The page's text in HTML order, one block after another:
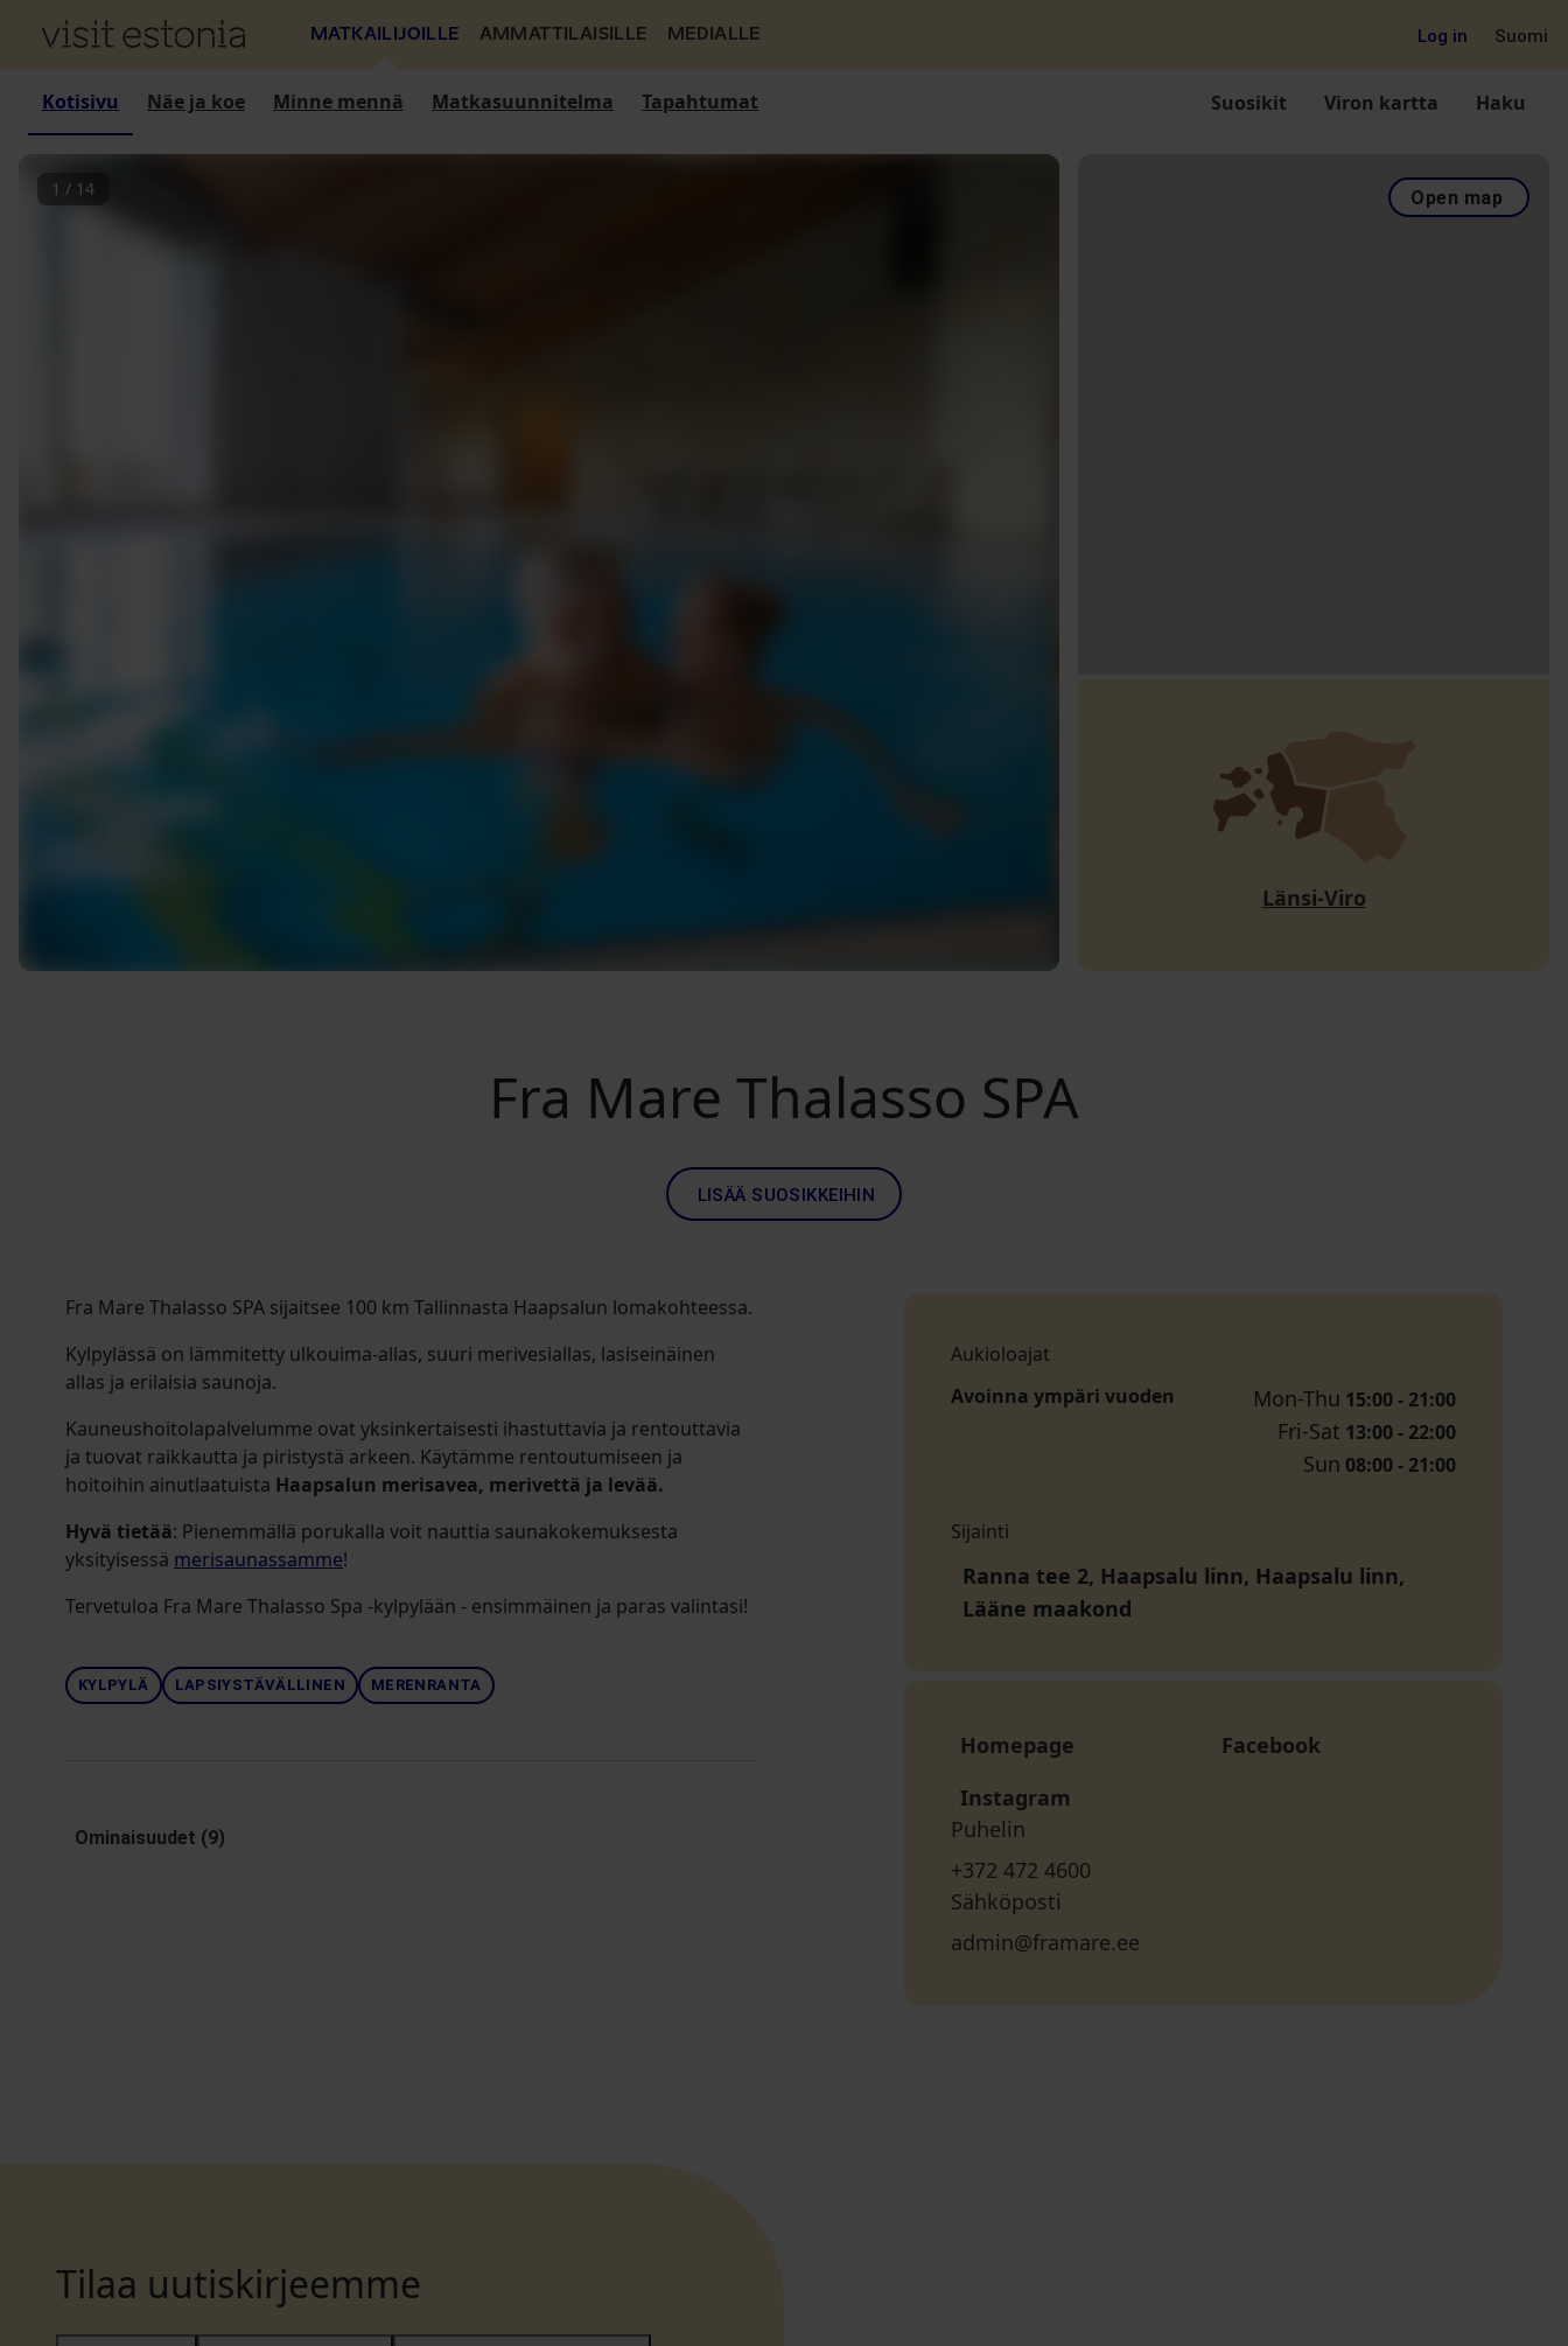
MATKAILIJOILLE AMMATTILAISILLE MEDIALLE Log in Suomi
Kotisivu Näe ja koe Minne mennä Matkasuunnitelma Tapahtumat Suosikit Viron kartta Haku
1 / 14 Open map
Länsi-Viro
Fra Mare Thalasso SPA
LISÄÄ SUOSIKKEIHIN
Fra Mare Thalasso SPA sijaitsee 100 km Tallinnasta Haapsalun lomakohteessa.
Kylpylässä on lämmitetty ulkouima-allas, suuri merivesiallas, lasiseinäinen
allas ja erilaisia saunoja.
Kauneushoitolapalvelumme ovat yksinkertaisesti ihastuttavia ja rentouttavia
ja tuovat raikkautta ja piristystä arkeen. Käytämme rentoutumiseen ja
hoitoihin ainutlaatuista Haapsalun merisavea, merivettä ja levää.
Hyvä tietää: Pienemmällä porukalla voit nauttia saunakokemuksesta
yksityisessä merisaunassamme!
Tervetuloa Fra Mare Thalasso Spa -kylpylään - ensimmäinen ja paras valintasi!
KYLPYLÄ LAPSIYSTÄVÄLLINEN MERENRANTA
Ominaisuudet (9)
Aukioloajat
Avoinna ympäri vuoden
Mon-Thu 15:00 - 21:00
Fri-Sat 13:00 - 22:00
Sun 08:00 - 21:00
Sijainti
Ranna tee 2, Haapsalu linn, Haapsalu linn,
Lääne maakond
Homepage
Facebook
Instagram
Puhelin
+372 472 4600
Sähköposti
admin@framare.ee
Tilaa uutiskirjeemme